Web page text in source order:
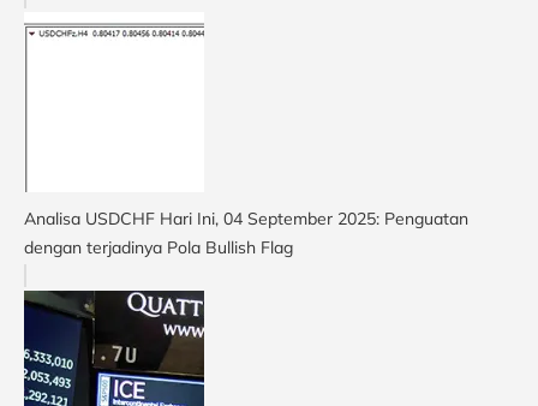
Analisa USDCHF Hari Ini, 04 September 2025: Penguatan
dengan terjadinya Pola Bullish Flag